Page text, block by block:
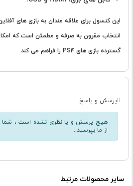
این کنسول برای علاقه مندان به بازی های
انتخاب مقرون به صرفه و مطمئن است که
گسترده بازی های PS4 را فراهم می کند.
پرسش و پاسخ
هیچ پرسش و یا نظری نشده است ، شما
از ما بپرسید..
سایر محصولات مرتبط